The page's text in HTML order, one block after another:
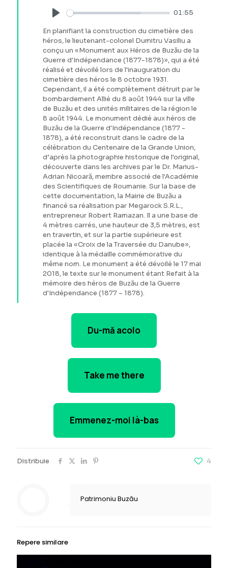
Play
01:55
En planifiant la construction du cimetière des
héros, le lieutenant-colonel Dumitru Vasiliu a
conçu un «Monument aux Héros de Buzău de la
Guerre d'Indépendance (1877-1878)», qui a été
réalisé et dévoilé lors de l'inauguration du
cimetière des héros le 8 octobre 1931.
Cependant, il a été complètement détruit par le
bombardement Allié du 8 août 1944 sur la ville
de Buzău et des unités militaires de la région le
8 août 1944. Le monument dédié aux héros de
Buzău de la Guerre d'Indépendance (1877 -
1878), a été reconstruit dans le cadre de la
célébration du Centenaire de la Grande Union,
d’après la photographie historique de l'original,
découverte dans les archives par le Dr. Marius-
Adrian Nicoară, membre associé de l'Académie
des Scientifiques de Roumanie. Sur la base de
cette documentation, la Mairie de Buzău a
financé sa réalisation par Megarock S.R.L.,
entrepreneur Robert Ramazan. Il a une base de
4 mètres carrés, une hauteur de 3,5 mètres, est
en travertin, et sur la partie supérieure est
placée la «Croix de la Traversée du Danube»,
identique à la médaille commémorative du
même nom. Le monument a été dévoilé le 17 mai
2018, le texte sur le monument étant Refait à la
mémoire des héros de Buzău de la Guerre
d'Indépendance (1877 – 1878).
Du-mă acolo
Take me there
Emmenez-moi là-bas
Distribuie 4
Patrimoniu Buzău
Repere similare